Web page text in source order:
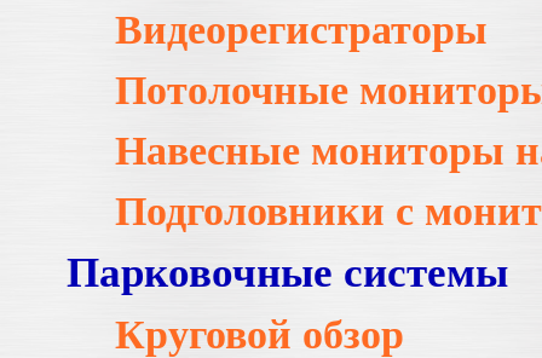
Видеорегистраторы
Потолочные
Навесные мониторы
Подголовники с
Парковочные системы
Круговой обзор